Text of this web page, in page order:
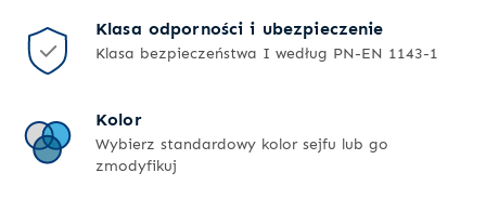
Klasa odporności i ubezpieczenie
Klasa bezpieczeństwa I według PN-EN 1143-1
Kolor
Wybierz standardowy kolor sejfu lub go
zmodyfikuj